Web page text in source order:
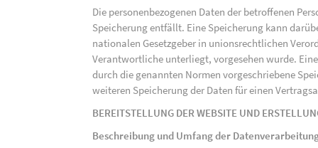
Die personenbezogenen Daten der betroffenen
Speicherung entfällt. Eine Speicherung kann
nationalen Gesetzgeber in unionsrechtlichen
Verantwortliche unterliegt, vorgesehen wurde.
durch die genannten Normen vorgeschriebene
weiteren Speicherung der Daten für einen
BEREITSTELLUNG DER WEBSITE UND
Beschreibung und Umfang der